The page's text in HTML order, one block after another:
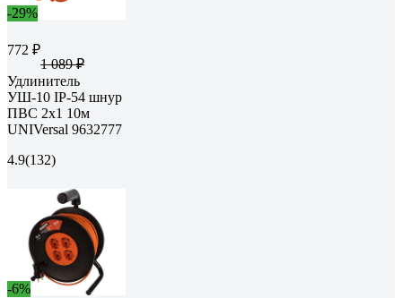
-29%
772 ₽
1 089 ₽
Удлинитель
УШ-10 IP-54 шнур
ПВС 2x1 10м
UNIVersal 9632777
4.9(132)
-6%